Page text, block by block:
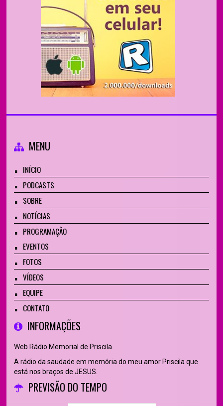
MENU
INÍCIO
PODCASTS
SOBRE
NOTÍCIAS
PROGRAMAÇÃO
EVENTOS
FOTOS
VÍDEOS
EQUIPE
CONTATO
INFORMAÇÕES
Web Rádio Memorial de Priscila.
A rádio da saudade em memória do meu amor Priscila que
está nos braços de JESUS.
PREVISÃO DO TEMPO